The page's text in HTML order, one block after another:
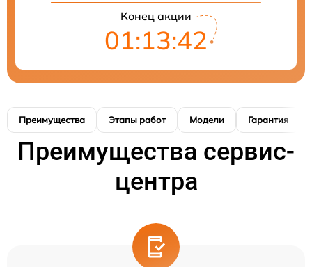
Конец акции
01:13:41
Преимущества Этапы работ Модели Гарантия
Преимущества сервис-
центра